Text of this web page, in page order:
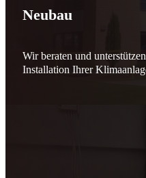
10. Februar 2026
Effizient arbeiten. Ressourcen
Nicht als Pflicht, sondern aus
Neubau
Wir beraten und
Installation Ihrer